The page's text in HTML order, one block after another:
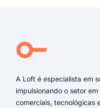
A Loft é especialista em
impulsionando o setor
comerciais, tecnológicas